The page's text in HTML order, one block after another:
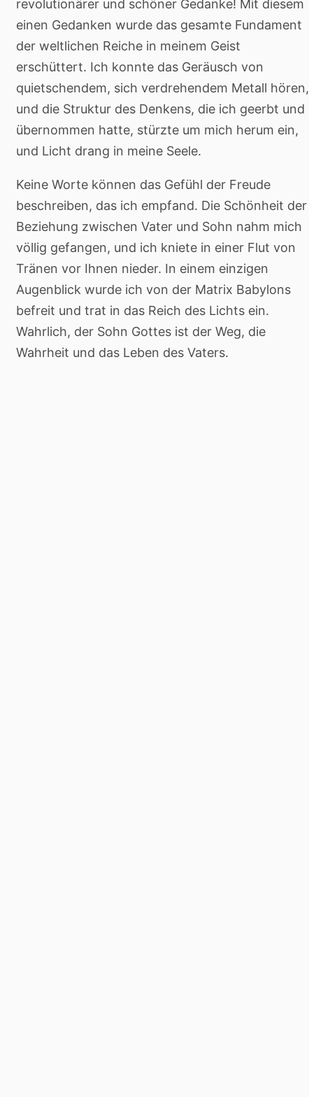
revolutionärer und schöner Gedanke! Mit diesem
einen Gedanken wurde das gesamte Fundament
der weltlichen Reiche in meinem Geist
erschüttert. Ich konnte das Geräusch von
quietschendem, sich verdrehendem Metall hören,
und die Struktur des Denkens, die ich geerbt und
übernommen hatte, stürzte um mich herum ein,
und Licht drang in meine Seele.
Keine Worte können das Gefühl der Freude
beschreiben, das ich empfand. Die Schönheit der
Beziehung zwischen Vater und Sohn nahm mich
völlig gefangen, und ich kniete in einer Flut von
Tränen vor Ihnen nieder. In einem einzigen
Augenblick wurde ich von der Matrix Babylons
befreit und trat in das Reich des Lichts ein.
Wahrlich, der Sohn Gottes ist der Weg, die
Wahrheit und das Leben des Vaters.